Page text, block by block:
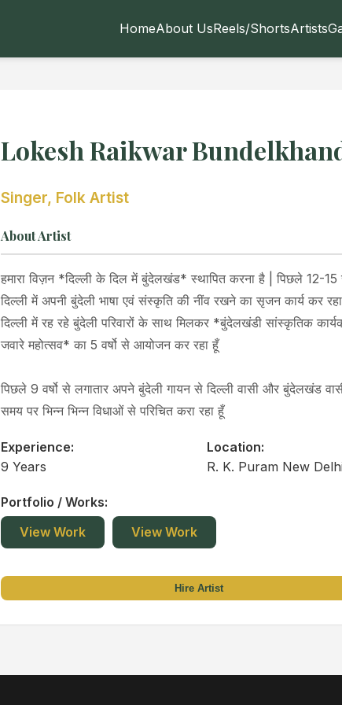
HomeAbout UsReels/ShortsArtists
Lokesh Raikwar
Singer, Folk Artist
About Artist
हमारा विज़न *दिल्ली के दिल में बुंदेलखंड* स्थापित करना है | पिछले 12-15
दिल्ली में अपनी बुंदेली भाषा एवं संस्कृति की नींव रखने का सृजन कार्य कर
दिल्ली में रह रहे बुंदेली परिवारों के साथ मिलकर *बुंदेलखंडी सांस्कृतिक
जवारे महोत्सव* का 5 वर्षो से आयोजन कर रहा हूँ
पिछले 9 वर्षो से लगातार अपने बुंदेली गायन से दिल्ली वासी और बुंदेलखंड
समय पर भिन्न भिन्न विधाओं से परिचित करा रहा हूँ
Experience:
9 Years
Location:
R. K. Puram New Delhi
Portfolio / Works:
View Work
View Work
Hire Artist